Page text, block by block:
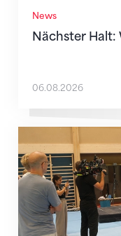
News
Nächster
06.08.2026
Mit klaren Zielen